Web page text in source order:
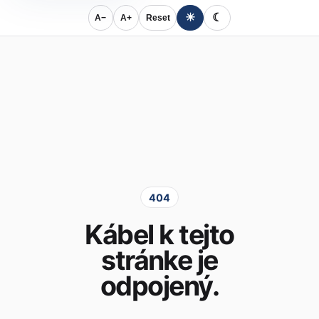
A− A+ Reset ☀ ☾
404
Kábel k tejto
stránke je
odpojený.